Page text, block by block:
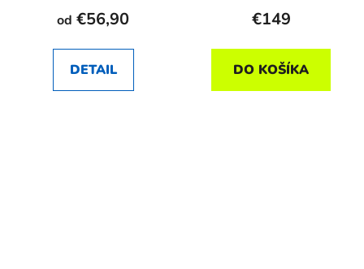
od €56,90
DETAIL
€149
DO KOŠÍKA